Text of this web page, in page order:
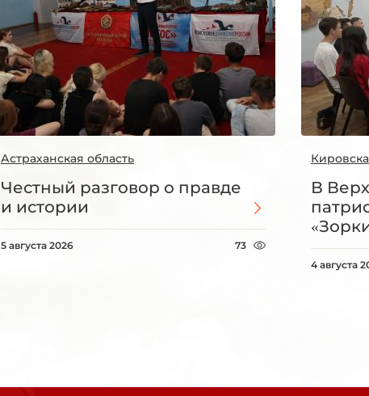
Астраханская область
Честный разговор о правде
и истории
5 августа 2026 73
В
4 августа